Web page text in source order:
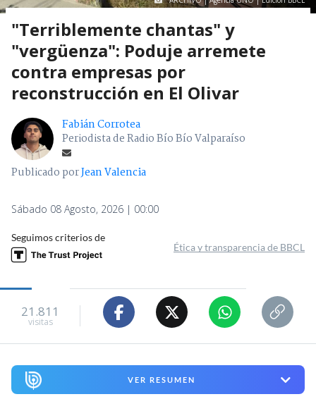
"Terriblemente chantas" y
"vergüenza": Poduje arremete
contra empresas por
reconstrucción en El Olivar
Fabián Corrotea
Periodista de Radio Bío Bío Valparaíso
Publicado porJean Valencia
Sábado 08 Agosto, 2026 | 00:00
Seguimos criterios de
Ética y transparencia de BBCL
21.811
visitas
VER RESUMEN